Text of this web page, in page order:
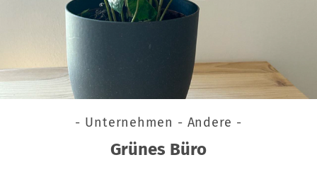
- Unternehmen - Andere -
Grünes Büro